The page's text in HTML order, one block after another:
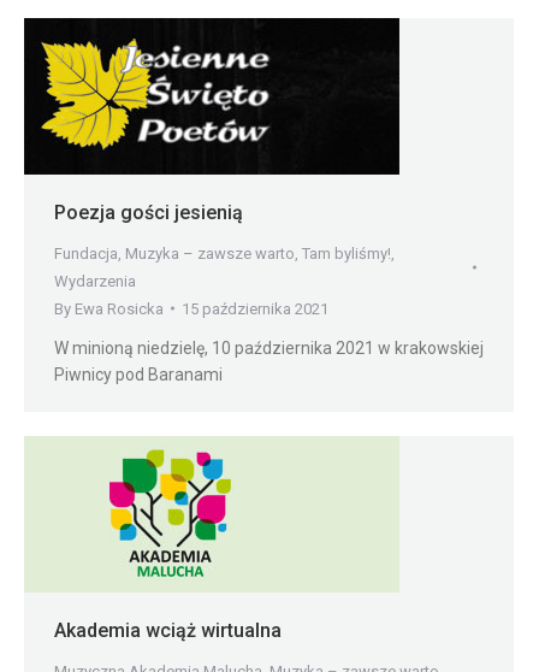
Poezja gości jesienią
Fundacja Muzyka – zawsze warto Tam byliśmy!
Wydarzenia
By Ewa Rosicka 15 października 2021
W minioną niedzielę, 10 października 2021 w krakowskiej
Piwnicy pod Baranami
Akademia wciąż wirtualna